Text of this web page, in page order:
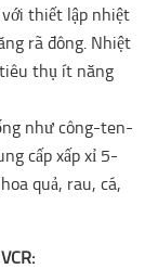
thiết lập nhiệt
rã đông. Nhiệt
thụ ít năng
như công-ten-
cấp xấp xỉ 5-
quả, rau, cá,